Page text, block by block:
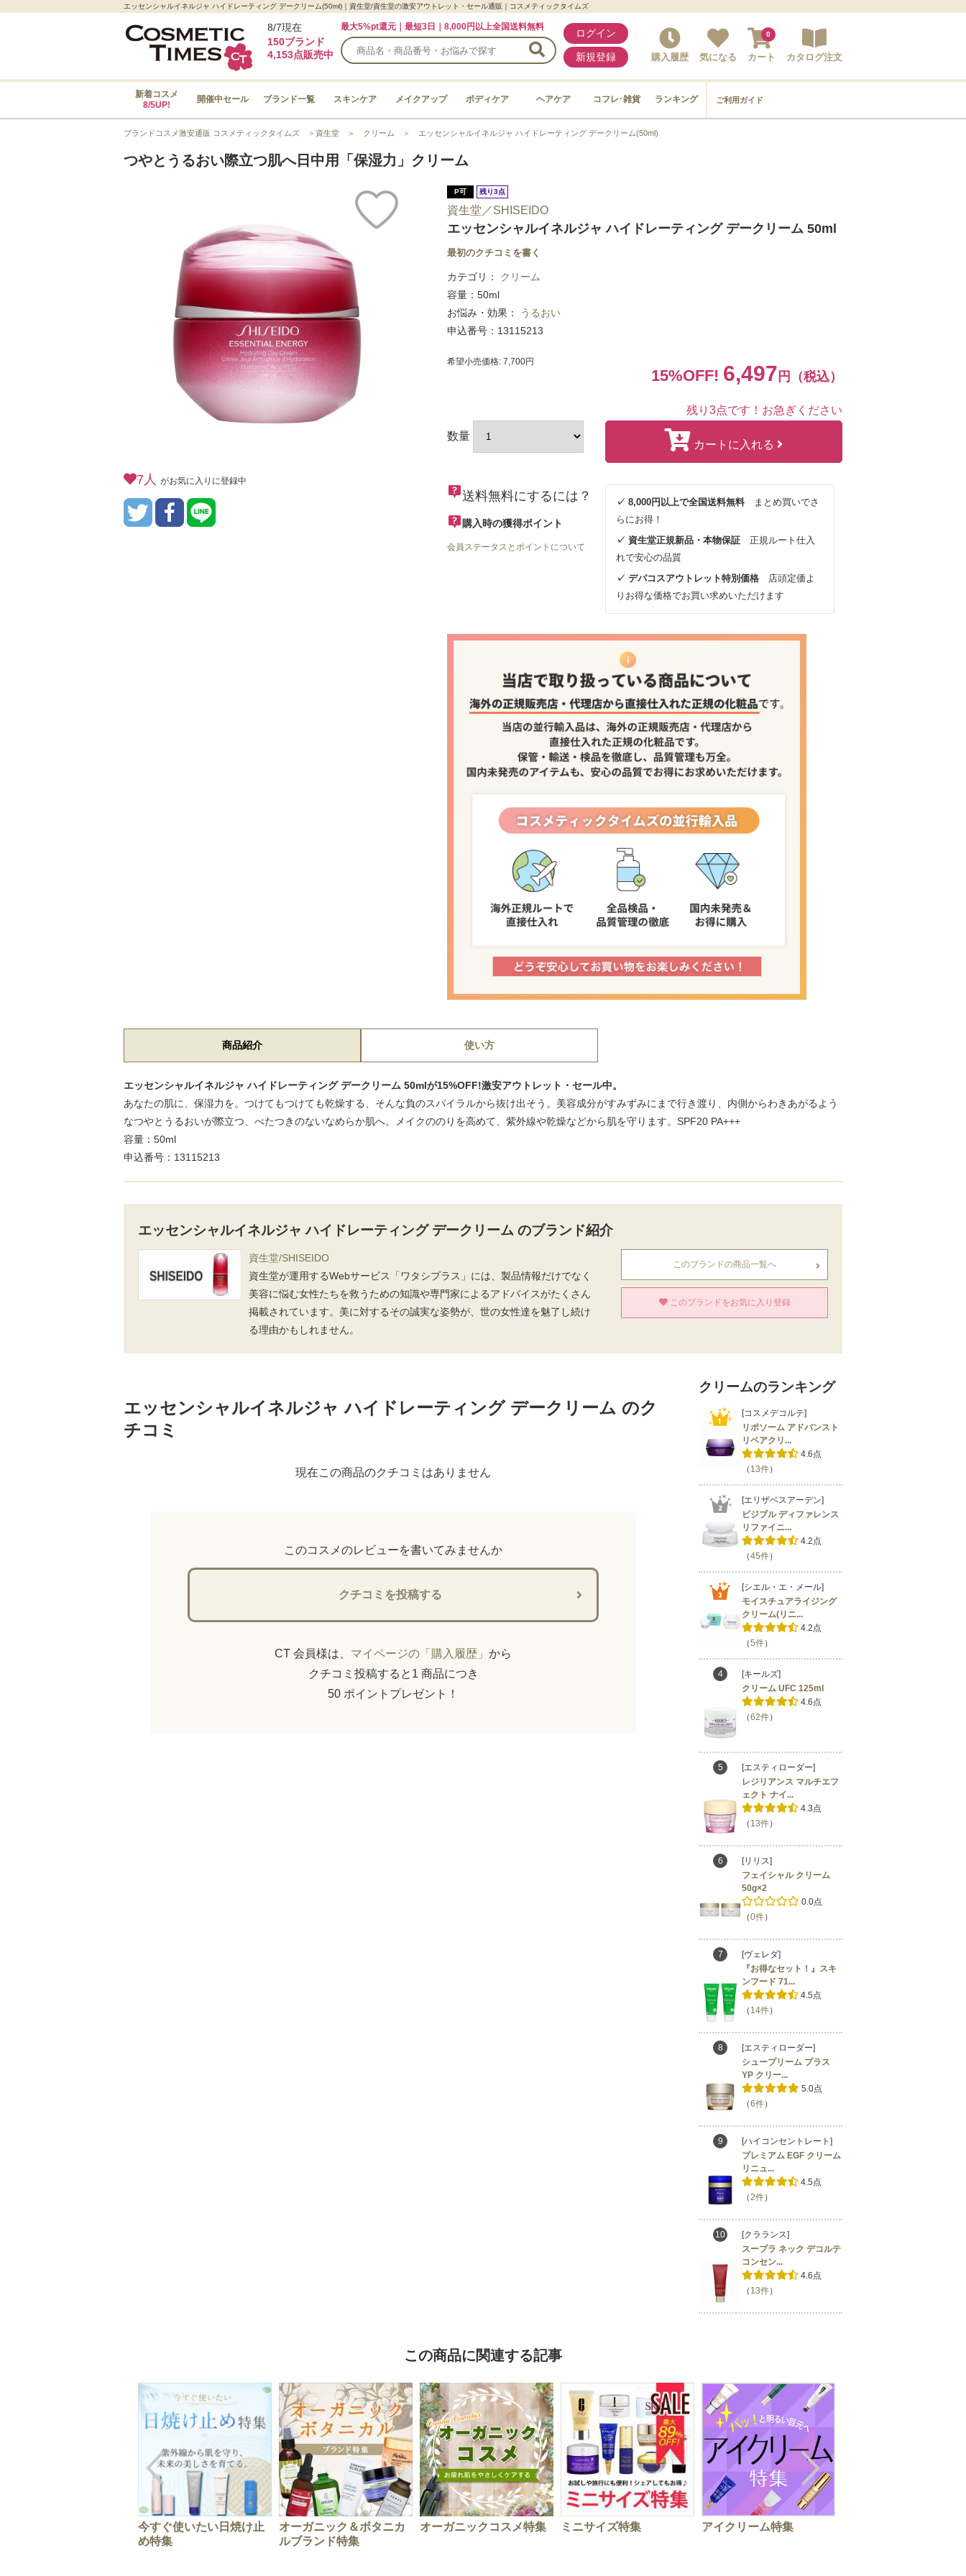
エッセンシャルイネルジャ ハイドレーティング デークリーム(50ml)｜資生堂/資生堂の激安アウトレット・セール通販｜コスメティックタイムズ
8/7現在
150ブランド
4,153点販売中
最大5%pt還元｜最短3日｜8,000円以上全国送料無料
ログイン
新規登録 購入履歴 気になる カート
0
カタログ注文
新着コスメ
8/5UP!
開催中セール ブランド一覧 スキンケア メイクアップ ボディケア ヘアケア コフレ･雑貨 ランキング ご利用ガイド
ブランドコスメ激安通販 コスメティックタイムズ ＞ 資生堂 ＞ クリーム ＞ エッセンシャルイネルジャ ハイドレーティング デークリーム(50ml)
つやとうるおい際立つ肌へ日中用「保湿力」クリーム
7人 がお気に入りに登録中
P可 残り3点
資生堂／SHISEIDO
エッセンシャルイネルジャ ハイドレーティング デークリーム 50ml
最初のクチコミを書く
カテゴリ：
クリーム
容量：50ml
お悩み・効果：
うるおい
申込番号：13115213
希望小売価格: 7,700円
15%OFF! 6,497 円（税込）
残り3点です！お急ぎください
カートに入れる
数量
送料無料にするには？
購入時の獲得ポイント
会員ステータスとポイントについて
✓ 8,000円以上で全国送料無料まとめ買いでさ
らにお得！
✓ 資生堂正規新品・本物保証 正規ルート仕入
れで安心の品質
✓ デパコスアウトレット特別価格 店頭定価よ
りお得な価格でお買い求めいただけます
商品紹介 使い方
エッセンシャルイネルジャ ハイドレーティング デークリーム 50mlが15%OFF!激安アウトレット・セール中。
あなたの肌に、保湿力を。つけてもつけても乾燥する、そんな負のスパイラルから抜け出そう。美容成分がすみずみにまで行き渡り、内側からわきあがるよう
なつやとうるおいが際立つ、べたつきのないなめらか肌へ。メイクののりを高めて、紫外線や乾燥などから肌を守ります。SPF20 PA+++
容量：50ml
申込番号：13115213
エッセンシャルイネルジャ ハイドレーティング デークリーム のブランド紹介
資生堂/SHISEIDO
資生堂が運用するWebサービス「ワタシプラス」には、製品情報だけでなく
美容に悩む女性たちを救うための知識や専門家によるアドバイスがたくさん
掲載されています。美に対するその誠実な姿勢が、世の女性達を魅了し続け
る理由かもしれません。
このブランドの商品一覧へ
このブランドをお気に入り登録
エッセンシャルイネルジャ ハイドレーティング デークリーム のク
チコミ
現在この商品のクチコミはありません
このコスメのレビューを書いてみませんか
クチコミを投稿する
CT 会員様は、 マイページの「購入履歴」 から
クチコミ投稿すると1 商品につき
50 ポイントプレゼント！
クリームのランキング
[コスメデコルテ]
リポソーム アドバンスト
リペアクリ...
4.6点
（ 13件）
[エリザベスアーデン]
ビジブル ディファレンス
リファイニ...
4.2点
（45件）
[シエル・エ・メール]
モイスチュアライジング
クリーム(リニ...
4.2点
（5件）
4
[キールズ]
クリーム UFC 125ml
4.6点
（62件）
5
[エスティローダー]
レジリアンス マルチエフ
ェクト ナイ...
4.3点
（ 13件）
6
[リリス]
フェイシャル クリーム
50g×2
0.0点
（0件）
7
[ヴェレダ]
『お得なセット！』スキ
ンフード 71...
4.5点
（ 14件）
8
[エスティローダー]
シュープリーム プラス
YP クリー...
5.0点
（6件）
9
[ハイコンセントレート]
プレミアム EGF クリーム
リニュ...
4.5点
（2件）
10
[クラランス]
スープラ ネック デコルテ
コンセン...
4.6点
（ 13件）
この商品に関連する記事
今すぐ使いたい日焼け止
め特集
オーガニック＆ボタニカ
ルブランド特集
オーガニックコスメ特集 ミニサイズ特集 アイクリーム特集